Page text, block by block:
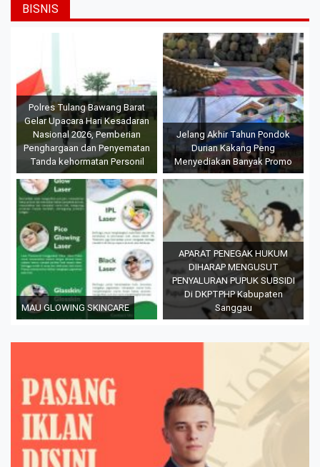
BISNIS
Polres Tulang Bawang Barat
Gelar Upacara Hari Kesadaran
Nasional 2026, Pemberian
Penghargaan dan Penyematan
Tanda kehormatan Personil
Jelang Akhir Tahun Pondok
Durian Kakang Peng
Menyediakan Banyak Promo
MAU GLOWING SKINCARE
APARAT PENEGAK HUKUM
DIHARAP MENGUSUT
PENYALURAN PUPUK SUBSIDI
Di DKPTPHP Kabupaten
Sanggau